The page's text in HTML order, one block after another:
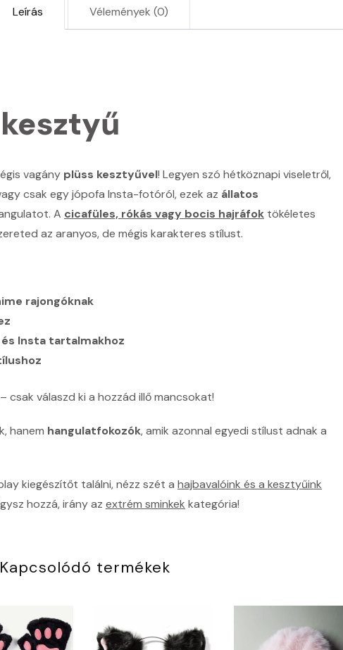
Leírás Vélemények (0)
vagány plüss kesztyűvel! Legyen szó hétköznapi viseletről,
csak egy jópofa Insta-fotóról, ezek az állatos
A cicafüles, rókás vagy bocis hajráfok tökéletes
az aranyos, de mégis karakteres stílust.
rajongóknak
Insta tartalmakhoz
csak válaszd ki a hozzád illő mancsokat!
hanem hangulatfokozók, amik azonnal egyedi stílust adnak a
kiegészítőt találni, nézz szét a hajbavalóink és a kesztyűink
hozzá, irány az extrém sminkek kategória!
Kapcsolódó termékek